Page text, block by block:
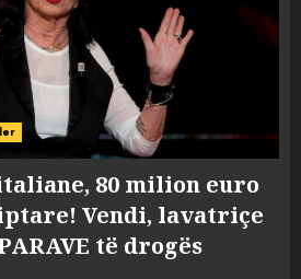
80 milion euro
Vendi, lavatriçe
të drogës